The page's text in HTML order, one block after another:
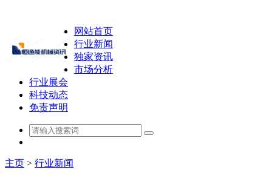
网站首页
行业新闻
独家资讯
市场分析
行业展会
科技动态
免责声明
主页 > 行业新闻